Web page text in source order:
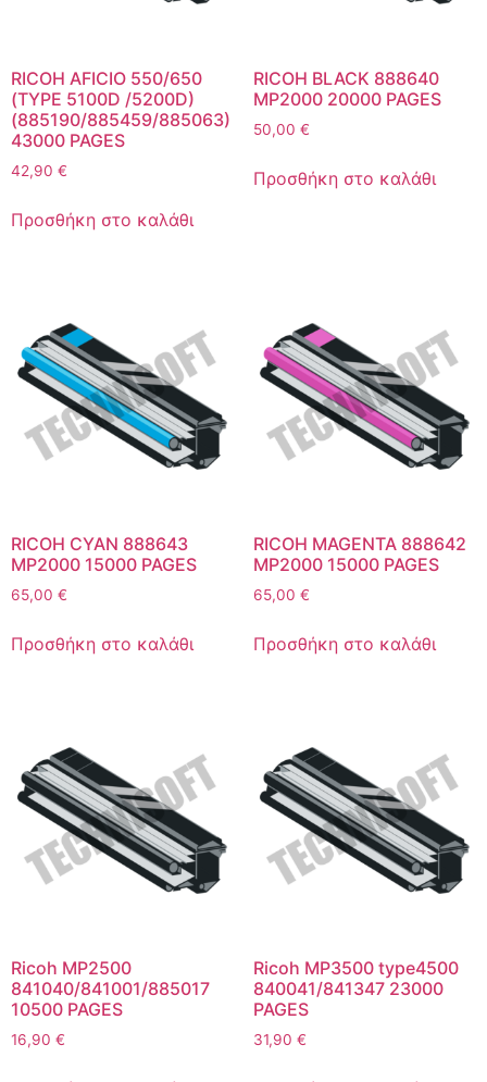
RICOH AFICIO 550/650
(TYPE 5100D /5200D)
(885190/885459/885063)
43000 PAGES
42,90 €
Προσθήκη στο καλάθι
RICOH BLACK 888640
MP2000 20000 PAGES
50,00 €
Προσθήκη στο καλάθι
RICOH CYAN 888643
MP2000 15000 PAGES
65,00 €
Προσθήκη στο καλάθι
RICOH MAGENTA 888642
MP2000 15000 PAGES
65,00 €
Προσθήκη στο καλάθι
Ricoh MP2500
841040/841001/885017
10500 PAGES
16,90 €
Ricoh MP3500 type4500
840041/841347 23000
PAGES
31,90 €